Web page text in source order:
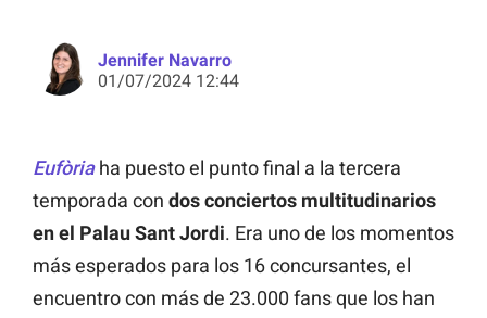
Jennifer Navarro
01/07/2024 12:44
Eufòriaha puesto el punto final a la tercera
temporada con dos conciertos multitudinarios
en el Palau Sant Jordi. Era uno de los momentos
más esperados para los 16 concursantes, el
encuentro con más de 23.000 fans que los han